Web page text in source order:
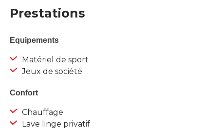
Prestations
Equipements
Matériel de sport
Jeux de société
Confort
Chauffage
Lave linge privatif